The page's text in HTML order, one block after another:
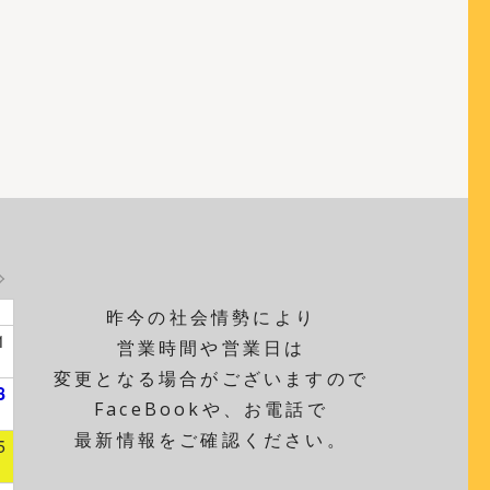
昨今の社会情勢により
営業時間や営業日は
変更となる場合がございますので
FaceBookや、お電話で
最新情報をご確認ください。